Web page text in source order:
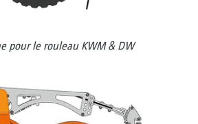
pour le rouleau KWM & DW